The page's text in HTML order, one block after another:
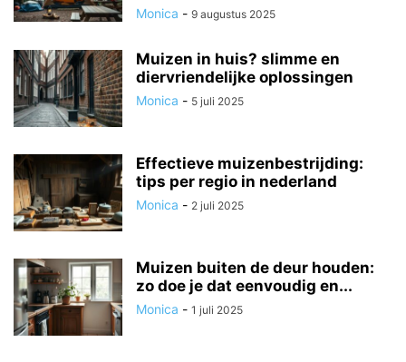
Monica - 9 augustus 2025
Muizen in huis? slimme en
diervriendelijke oplossingen
Monica - 5 juli 2025
Effectieve muizenbestrijding:
tips per regio in nederland
Monica - 2 juli 2025
Muizen buiten de deur houden:
zo doe je dat eenvoudig en...
Monica - 1 juli 2025